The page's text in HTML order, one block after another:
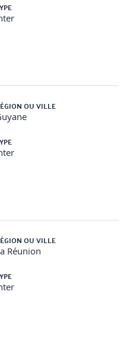
OU VILLE
OU VILLE
Réunion